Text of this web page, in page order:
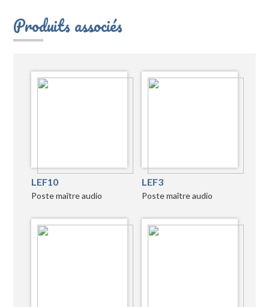
Produits associés
LEF10
Poste maître audio
LEF3
Poste maître audio